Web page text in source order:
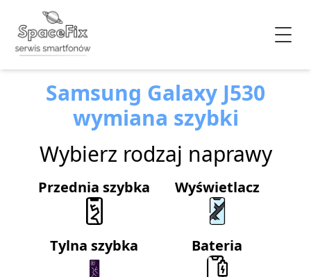
Samsung Galaxy J530
wymiana szybki
Wybierz rodzaj naprawy
Przednia szybka Wyświetlacz
Tylna szybka Bateria